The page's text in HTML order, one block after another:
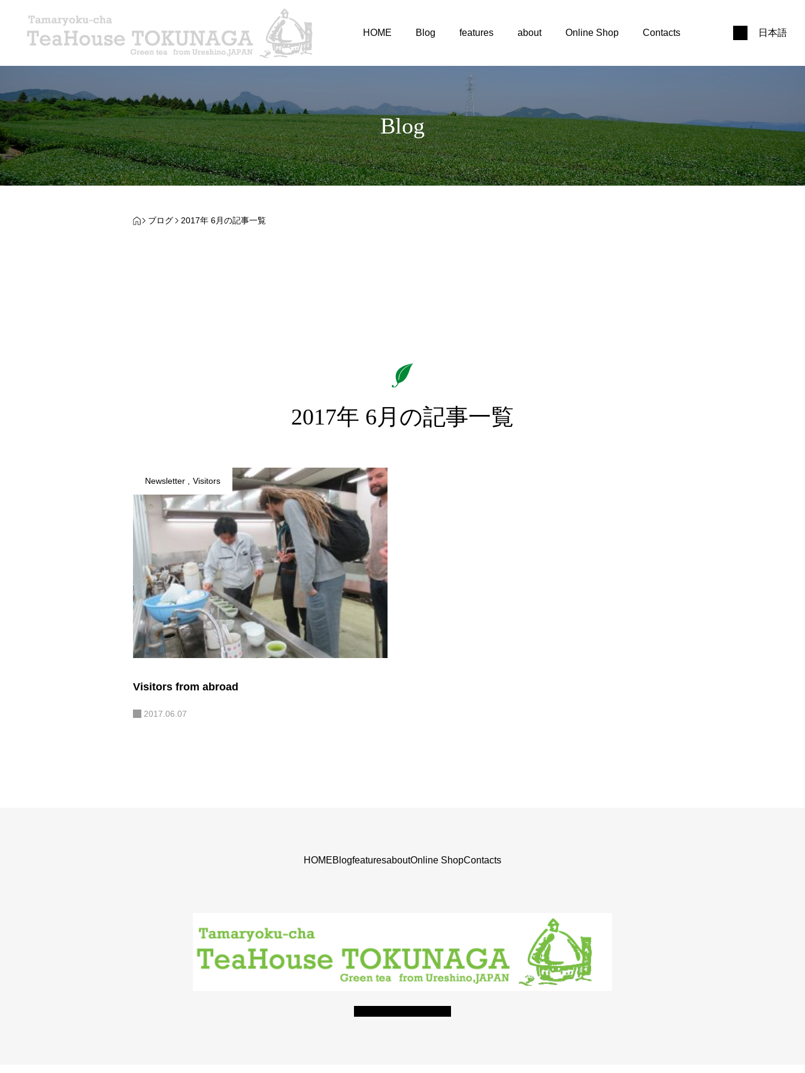
HOME Blog features about Online Shop Contacts 日本語
Blog
ブログ 2017年 6月の記事一覧
2017年 6月の記事一覧
Newsletter Visitors
Visitors from abroad
2017.06.07
HOMEBlogfeaturesaboutOnline ShopContacts